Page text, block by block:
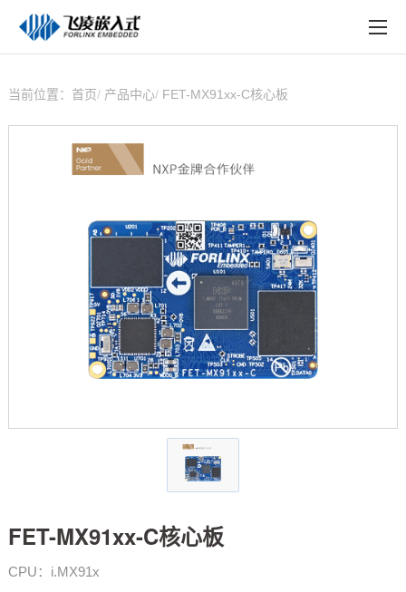
技术与支持
在线购买
当前位置： 首页 产品中心 FET-MX91xx-C核心板
FET-MX91xx-C核心板
CPU：i.MX91x